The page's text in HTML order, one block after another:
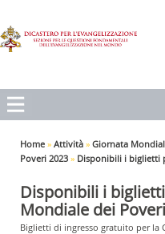
Home » Attività » Giornata
Poveri 2023 » Disponibili i biglietti
Disponibili i
Mondiale dei Poveri
Biglietti di ingresso gratuito per la